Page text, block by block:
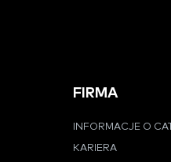
FIRMA
INFORMACJE O
KARIERA